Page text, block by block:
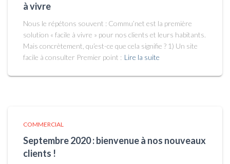
à vivre
Nous le répétons souvent : Commu’net est la première
solution « facile à vivre » pour nos clients et leurs habitants.
Mais concrètement, qu’est-ce que cela signifie ? 1) Un site
facile à consulter Premier point : Lire la suite
COMMERCIAL
Septembre 2020 : bienvenue à nos nouveaux
clients !